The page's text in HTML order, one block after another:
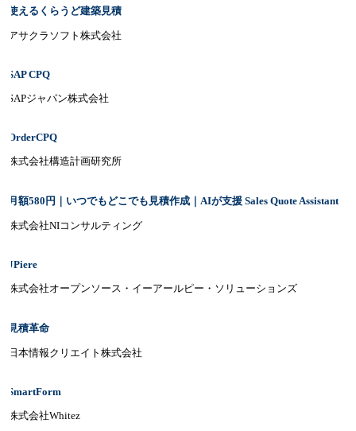
えるくらうど建築見積
サクラソフト株式会社
CPQ
ジャパン株式会社
式会社構造計画研究所
額580円｜いつでもどこでも見積作成｜AIが支援 Sales Quote Assistant
式会社NIコンサルティング
式会社オープンソース・イーアールピー・ソリューションズ
積革命
本情報クリエイト株式会社
式会社Whitez